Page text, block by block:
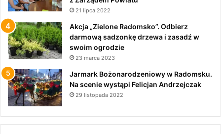
21 lipca 2022
Akcja „Zielone Radomsko”. Odbierz
darmową sadzonkę drzewa i zasadź w
swoim ogrodzie
23 marca 2023
Jarmark Bożonarodzeniowy w Radomsku.
Na scenie wystąpi Felicjan Andrzejczak
29 listopada 2022